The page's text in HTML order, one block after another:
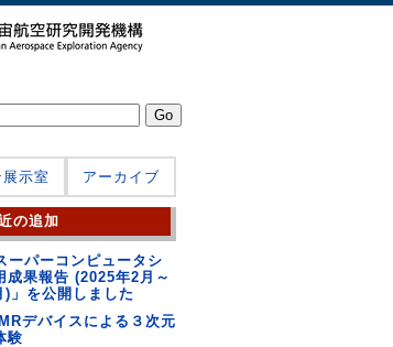
示室 アーカイブ
の追加
ーパーコンピュータシ
成果報告 (2025年2月～
)」を公開しました
デバイスによる３次元
験